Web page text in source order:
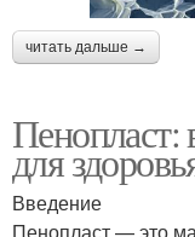
читать дальше →
Пенопласт:
для
Введение